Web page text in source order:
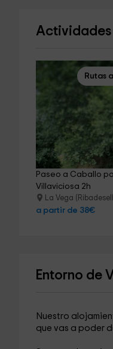
Rutas
Paseo a Caballo
Villaviciosa 2h
La Vega
a partir de 38€
Entorno de
Nuestro
que vas a poder